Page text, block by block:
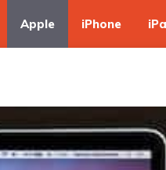
Apple iPhone